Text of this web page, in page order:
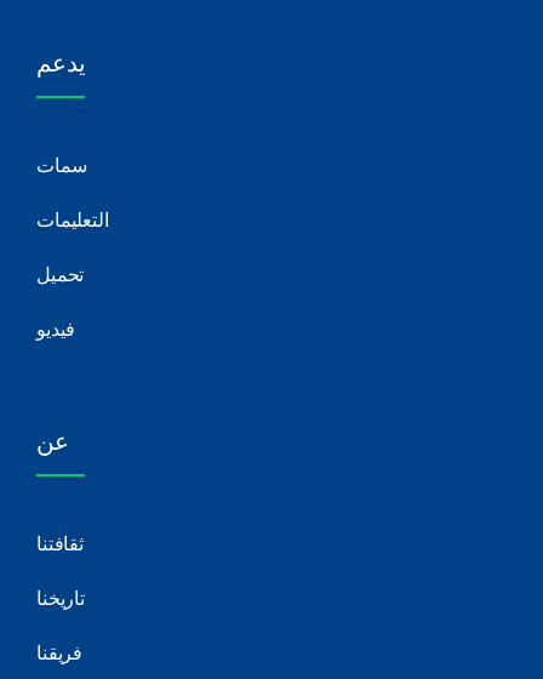
يدعم
سمات
التعليمات
تحميل
فيديو
عن
ثقافتنا
تاريخنا
فريقنا